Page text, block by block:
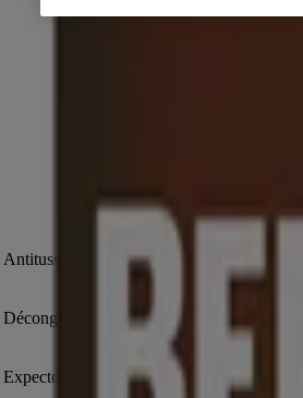
Antitussif
Décongestionnant
Expectorant contre la toux